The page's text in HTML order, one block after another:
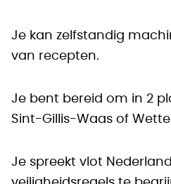
Je kan zelfstandig
van recepten.
Je bent bereid om in 2
Sint-Gillis-Waas of
Je spreekt vlot